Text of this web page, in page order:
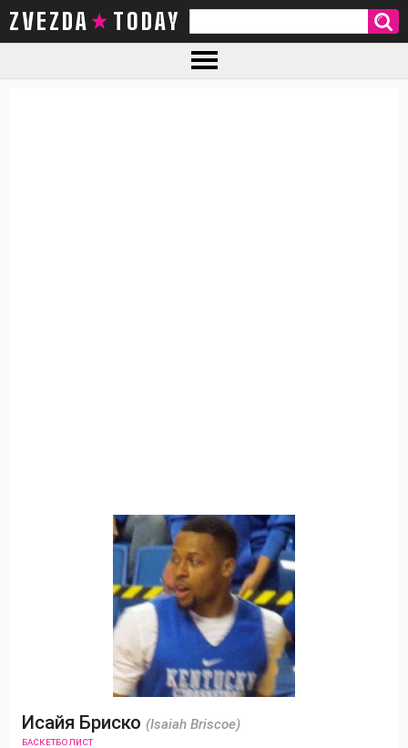
ZVEZDA TODAY
Исайя Бриско (Isaiah Briscoe)
БАСКЕТБОЛИСТ